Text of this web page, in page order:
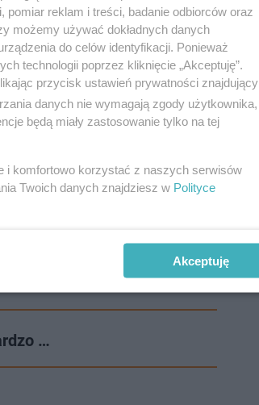
wynosi 20566,48 zł na
dodać, że czołówkę
(w sumie
i mazowieckie.
…
reklam i treści, badanie odbiorców oraz
możemy używać dokładnych danych
do celów identyfikacji. Ponieważ
technologii poprzez kliknięcie „Akceptuję”.
przycisk ustawień prywatności znajdujący
danych nie wymagają zgody użytkownika,
będą miały zastosowanie tylko na tej
i komfortowo korzystać z naszych serwisów
Twoich danych znajdziesz w Polityce
Akceptuję